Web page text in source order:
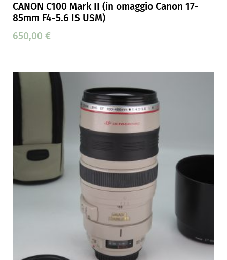
CANON C100 Mark II (in omaggio Canon 17-
85mm F4-5.6 IS USM)
650,00 €